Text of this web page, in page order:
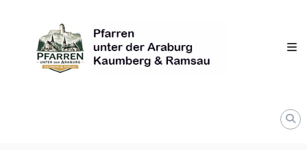
content
unter
derAraburg
Kaumberg